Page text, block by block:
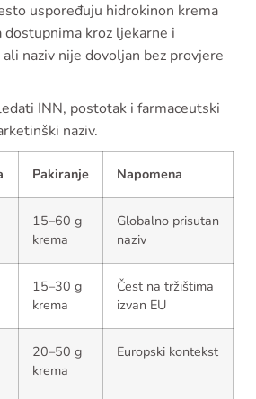
uspoređuju hidrokinon krema
kroz ljekarne i
naziv nije dovoljan bez provjere
INN, postotak i farmaceutski
naziv.
Pakiranje Napomena
15–60 g
krema
Globalno prisutan
naziv
15–30 g
krema
Čest na tržištima
izvan EU
20–50 g
krema
Europski kontekst